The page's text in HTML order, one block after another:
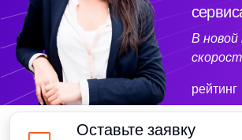
В
рейтинг
Оставьте заявку